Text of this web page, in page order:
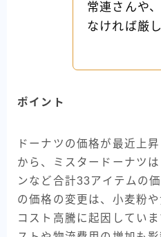
常連さんや
なければ厳
ポイント
ドーナツの価格が最近上
から、ミスタードーナツ
ンなど合計33アイテムの
の価格の変更は、小麦粉
コスト高騰に起因してい